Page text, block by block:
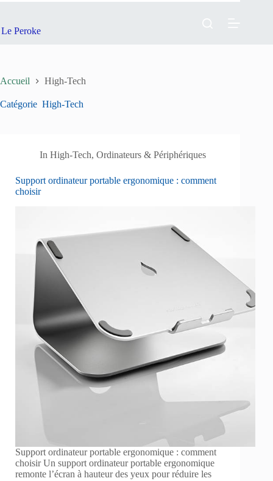
contenu
Le Peroke
Accueil High-Tech
Catégorie High-Tech
In High-Tech,Ordinateurs & Périphériques
Support ordinateur portable ergonomique : comment
choisir
Support ordinateur portable ergonomique : comment
choisir Un support ordinateur portable ergonomique
remonte l’écran à hauteur des yeux pour réduire les